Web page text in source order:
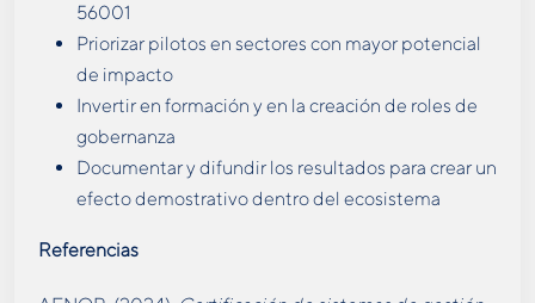
56001
Priorizar pilotos en sectores con mayor potencial
de impacto
Invertir en formación y en la creación de roles de
gobernanza
Documentar y difundir los resultados para crear un
efecto demostrativo dentro del ecosistema
Referencias